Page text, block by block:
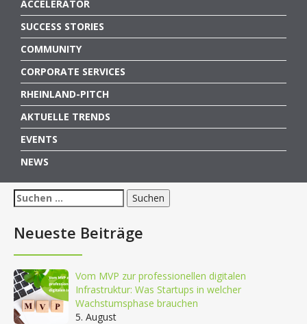
ACCELERATOR
SUCCESS STORIES
COMMUNITY
CORPORATE SERVICES
RHEINLAND-PITCH
AKTUELLE TRENDS
EVENTS
NEWS
Suchen
nach:
Neueste Beiträge
Vom MVP zur professionellen digitalen
Infrastruktur: Was Startups in welcher
Wachstumsphase brauchen
5. August